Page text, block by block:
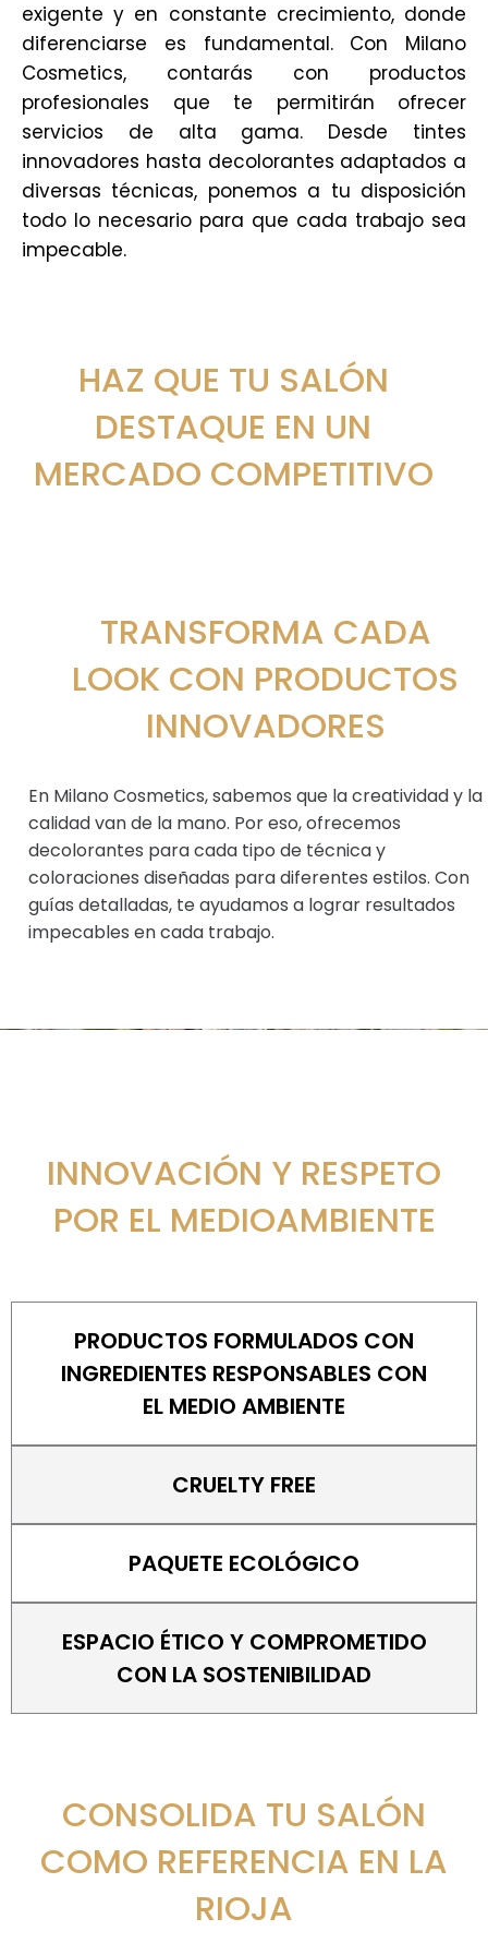
exigente y en constante crecimiento, donde
diferenciarse es fundamental. Con Milano
Cosmetics, contarás con productos
profesionales que te permitirán ofrecer
servicios de alta gama. Desde tintes
innovadores hasta decolorantes adaptados a
diversas técnicas, ponemos a tu disposición
todo lo necesario para que cada trabajo sea
impecable.
HAZ QUE TU SALÓN
DESTAQUE EN UN
MERCADO COMPETITIVO
TRANSFORMA CADA
LOOK CON PRODUCTOS
INNOVADORES
En Milano Cosmetics, sabemos que la creatividad y la
calidad van de la mano. Por eso, ofrecemos
decolorantes para cada tipo de técnica y
coloraciones diseñadas para diferentes estilos. Con
guías detalladas, te ayudamos a lograr resultados
impecables en cada trabajo.
INNOVACIÓN Y RESPETO
POR EL MEDIOAMBIENTE
PRODUCTOS FORMULADOS CON
INGREDIENTES RESPONSABLES CON
EL MEDIO AMBIENTE
CRUELTY FREE
PAQUETE ECOLÓGICO
ESPACIO ÉTICO Y COMPROMETIDO
CON LA SOSTENIBILIDAD
CONSOLIDA TU SALÓN
COMO REFERENCIA EN LA
RIOJA